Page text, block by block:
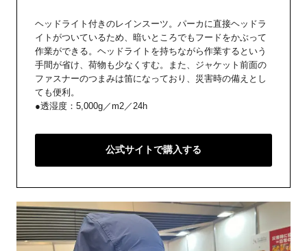
ヘッドライト付きのレインスーツ。パーカに直接ヘッドラ
イトがついているため、暗いところでもフードをかぶって
作業ができる。ヘッドライトを持ちながら作業するという
手間が省け、荷物も少なくすむ。また、ジャケット前面の
ファスナーのつまみは笛になっており、災害時の備えとし
ても便利。
●透湿度：5,000g／m2／24h
公式サイトで購入する